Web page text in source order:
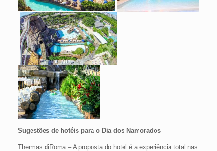
Sugestões de hotéis para o Dia dos Namorados
Thermas diRoma – A proposta do hotel é a experiência total nas